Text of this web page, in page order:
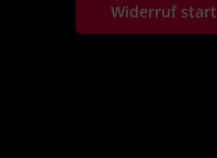
Widerruf